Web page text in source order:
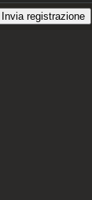
Invia registrazione